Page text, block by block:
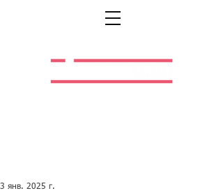
3 янв. 2025 г.